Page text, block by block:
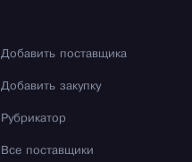
Добавить поставщика
Добавить закупку
Рубрикатор
Все поставщики